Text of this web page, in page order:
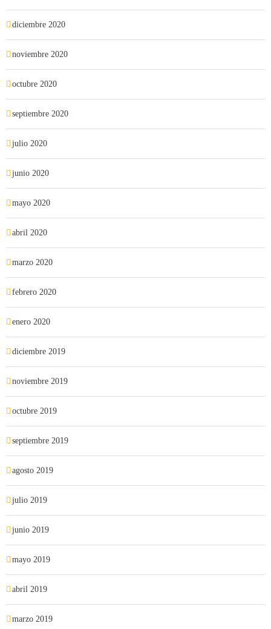
diciembre 2020
noviembre 2020
octubre 2020
septiembre 2020
julio 2020
junio 2020
mayo 2020
abril 2020
marzo 2020
febrero 2020
enero 2020
diciembre 2019
noviembre 2019
octubre 2019
septiembre 2019
agosto 2019
julio 2019
junio 2019
mayo 2019
abril 2019
marzo 2019